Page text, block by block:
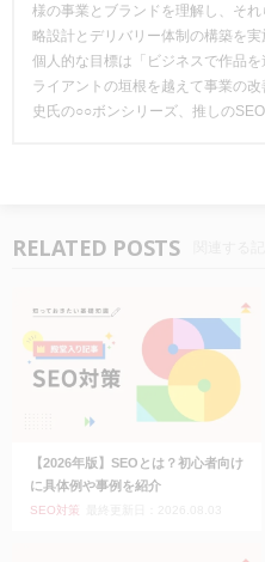
様の事業とブランドを理解し、そ
略設計とデリバリー体制の構築を実
個人的な目標は「ビジネスで作品
ライアントの垣根を越えて事業の
史氏の○○ボンシリーズ、推しの
RELATED POSTS
【2026年版】SEOとは？初心者向け
に具体例や事例を紹介
SEO対策